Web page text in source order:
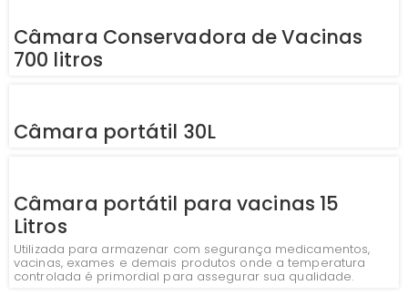
Câmara Conservadora de Vacinas
700 litros
Câmara portátil 30L
Câmara portátil para vacinas 15
Litros
Utilizada para armazenar com segurança medicamentos,
vacinas, exames e demais produtos onde a temperatura
controlada é primordial para assegurar sua qualidade.